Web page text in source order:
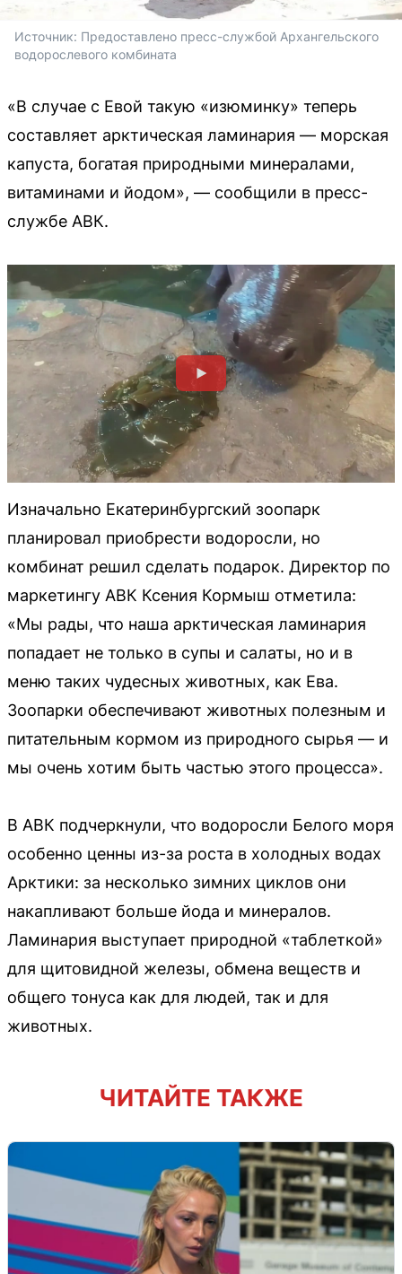
Источник: Предоставлено пресс-службой Архангельского
водорослевого комбината
«В случае с Евой такую «изюминку» теперь
составляет арктическая ламинария — морская
капуста, богатая природными минералами,
витаминами и йодом», — сообщили в пресс-
службе АВК.
Изначально Екатеринбургский зоопарк
планировал приобрести водоросли, но
комбинат решил сделать подарок. Директор по
маркетингу АВК Ксения Кормыш отметила:
«Мы рады, что наша арктическая ламинария
попадает не только в супы и салаты, но и в
меню таких чудесных животных, как Ева.
Зоопарки обеспечивают животных полезным и
питательным кормом из природного сырья — и
мы очень хотим быть частью этого процесса».
В АВК подчеркнули, что водоросли Белого моря
особенно ценны из-за роста в холодных водах
Арктики: за несколько зимних циклов они
накапливают больше йода и минералов.
Ламинария выступает природной «таблеткой»
для щитовидной железы, обмена веществ и
общего тонуса как для людей, так и для
животных.
ЧИТАЙТЕ ТАКЖЕ